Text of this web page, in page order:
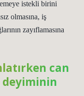
istekli birini
olmasına, iş
zayıflamasına
can
deyiminin